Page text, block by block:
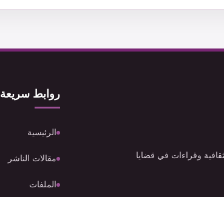
وقراءات في قضايا
روابط سريعة
الرئيسية
مقالات الناشر
الملفات